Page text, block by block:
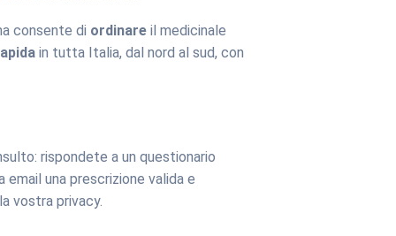
consente di ordinare il medicinale
in tutta Italia, dal nord al sud, con
rispondete a un questionario
una prescrizione valida e
vostra privacy.